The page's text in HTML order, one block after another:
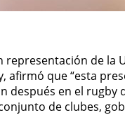
representación de la
afirmó que “esta
después en el rugby
de clubes,